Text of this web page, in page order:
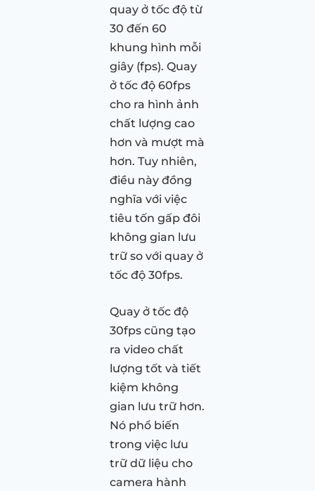
quay ở tốc độ từ
30 đến 60
khung hình mỗi
giây (fps). Quay
ở tốc độ 60fps
cho ra hình ảnh
chất lượng cao
hơn và mượt mà
hơn. Tuy nhiên,
điều này đồng
nghĩa với việc
tiêu tốn gấp đôi
không gian lưu
trữ so với quay ở
tốc độ 30fps.
Quay ở tốc độ
30fps cũng tạo
ra video chất
lượng tốt và tiết
kiệm không
gian lưu trữ hơn.
Nó phổ biến
trong việc lưu
trữ dữ liệu cho
camera hành